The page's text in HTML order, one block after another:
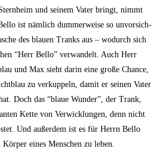
und sei­nem Vater bringt, nimmt
ist näm­lich dum­mer­wei­se so unvor­sich­
des blau­en Tranks aus – wodurch sich
“Herr Bel­lo” ver­wan­delt. Auch Herr
und Max sieht dar­in eine gro­ße Chan­ce,
zu ver­kup­peln, damit er sei­nen Vater
Doch das “blaue Wun­der”, der Trank,
Ket­te von Ver­wick­lun­gen, denn nicht
Und außer­dem ist es für Herrn Bel­lo
eines Men­schen zu leben.